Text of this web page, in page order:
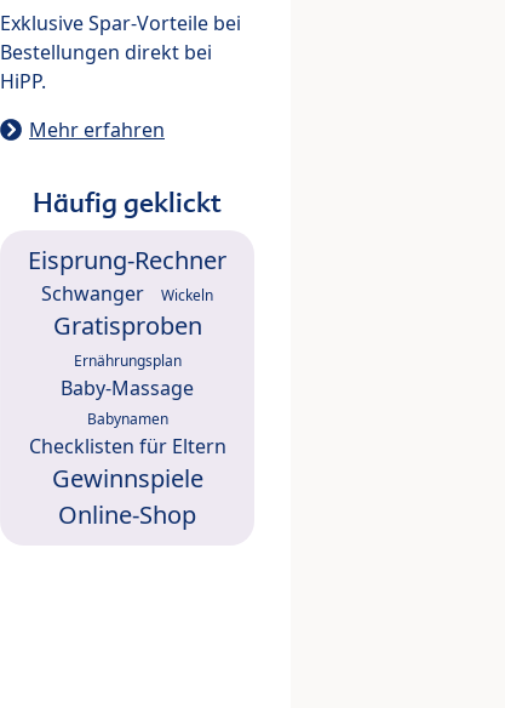
Exklusive Spar-Vorteile bei
Bestellungen direkt bei
HiPP.
Mehr erfahren
Häufig geklickt
Eisprung-Rechner
Schwanger Wickeln
Gratisproben
Ernährungsplan
Baby-Massage
Babynamen
Checklisten für Eltern
Gewinnspiele
Online-Shop